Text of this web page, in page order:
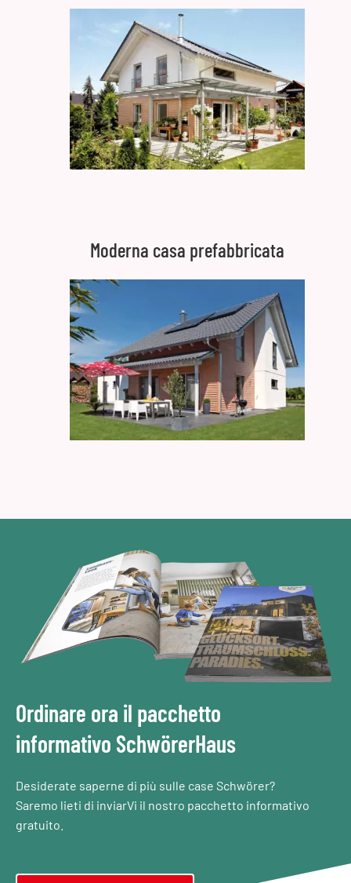
Moderna casa prefabbricata
Ordinare ora il pacchetto
informativo SchwörerHaus
Desiderate saperne di più sulle case Schwörer?
Saremo lieti di inviarVi il nostro pacchetto informativo
gratuito.